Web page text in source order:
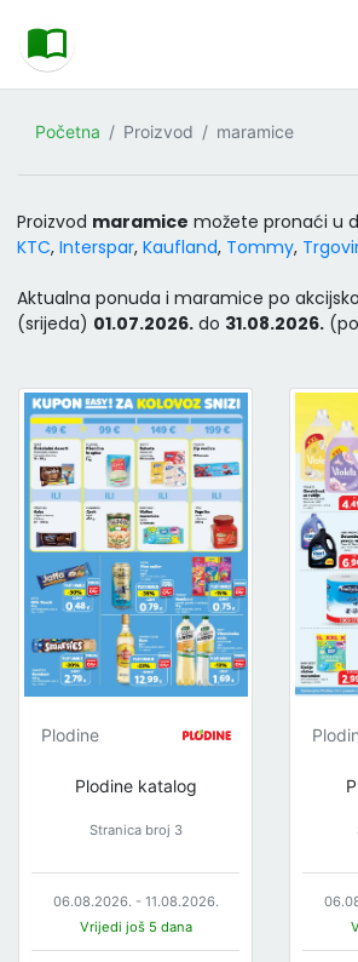
Početna Proizvod maramice
Proizvod maramice možete pronaći u
KTC, Interspar, Kaufland, Tommy,
Aktualna ponuda i maramice po
(srijeda) 01.07.2026. do 31.08.2026.
Plodine
Plodine katalog
Stranica broj 3
06.08.2026. - 11.08.2026.
Vrijedi još 5 dana